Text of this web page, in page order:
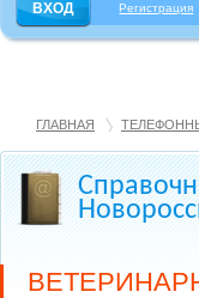
Регистрация
ГЛАВНАЯ